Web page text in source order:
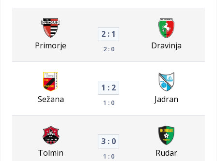
Primorje
2 : 1
2 : 0 Dravinja
Sežana
1 : 2
1 : 0 Jadran
Tolmin
3 : 0
1 : 0 Rudar